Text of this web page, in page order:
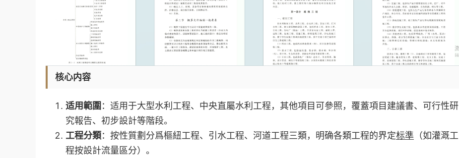
核心内容
适用範圍 ：适用于大型水利工程、中央直屬水利工程，其他項目可參照，覆蓋項目建議書、可行性研
究報告、初步設計等階段。
工程分類：按性質劃分爲樞紐工程、引水工程、河道工程三類，明确各類工程的界定标準 （如灌溉工
程按設計流量區分）。